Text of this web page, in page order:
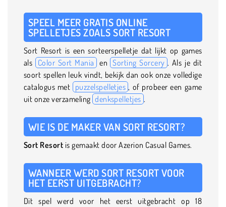
SPEEL MEER GRATIS ONLINE
SPELLETJES ZOALS SORT RESORT
Sort Resort is een sorteerspelletje dat lijkt op games
als Color Sort Mania en Sorting Sorcery . Als je dit
soort spellen leuk vindt, bekijk dan ook onze volledige
catalogus met puzzelspelletjes , of probeer een game
uit onze verzameling denkspelletjes .
WIE IS DE MAKER VAN SORT RESORT?
Sort Resort is gemaakt door Azerion Casual Games.
WANNEER WERD SORT RESORT VOOR
HET EERST UITGEBRACHT?
Dit spel werd voor het eerst uitgebracht op 18